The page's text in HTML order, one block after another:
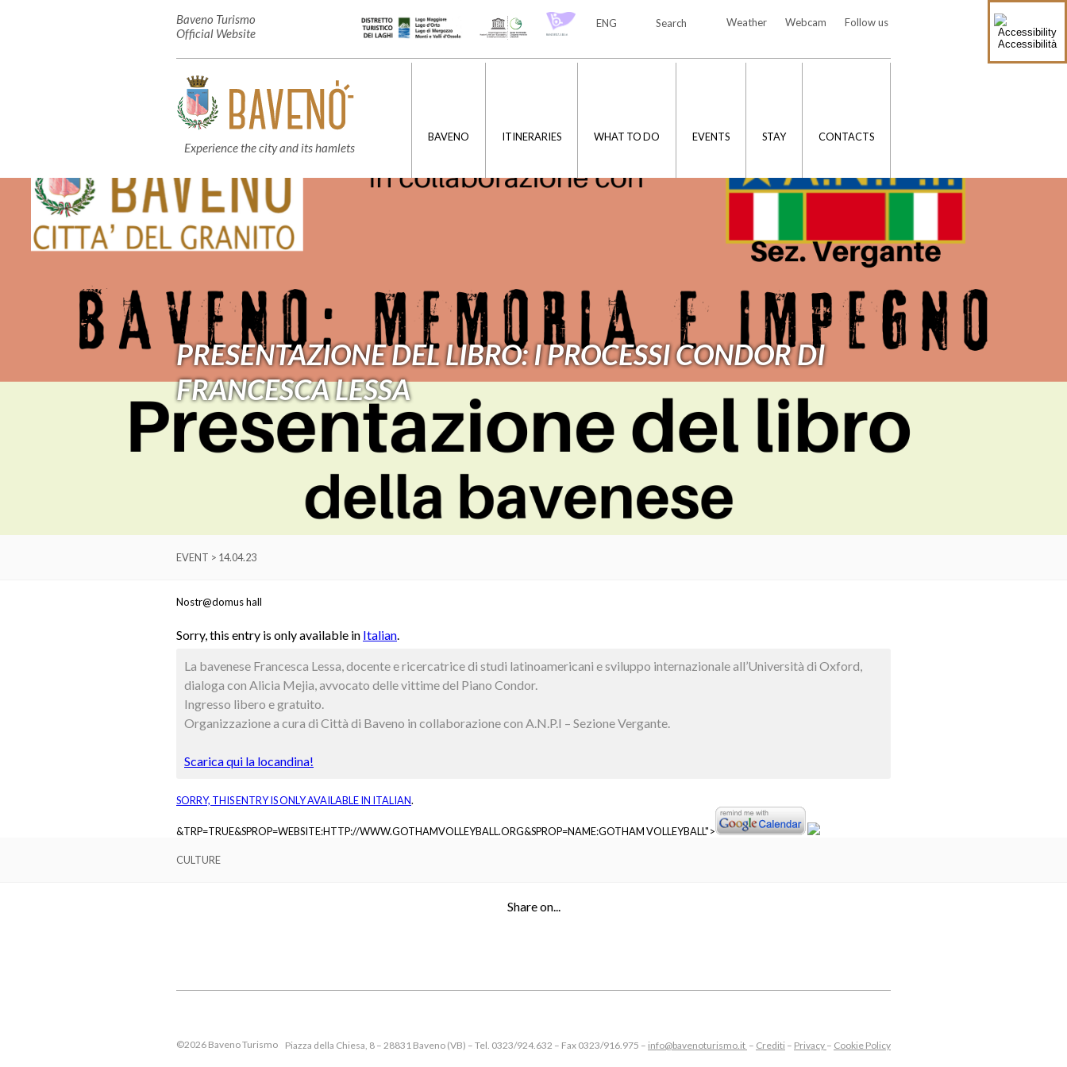
Accessibilità
Baveno Turismo
Official Website
Follow us
Webcam
Weather
Search
ENG
Experience the city and its hamlets
BAVENO ITINERARIES WHAT TO DO EVENTS STAY CONTACTS
PRESENTAZIONE DEL LIBRO: I PROCESSI CONDOR DI
FRANCESCA LESSA
EVENT > 14.04.23
Nostr@domus hall
Sorry, this entry is only available in Italian.
La bavenese Francesca Lessa, docente e ricercatrice di studi latinoamericani e sviluppo internazionale all’Università di Oxford,
dialoga con Alicia Mejia, avvocato delle vittime del Piano Condor.
Ingresso libero e gratuito.
Organizzazione a cura di Città di Baveno in collaborazione con A.N.P.I – Sezione Vergante.
Scarica qui la locandina!
SORRY, THIS ENTRY IS ONLY AVAILABLE IN ITALIAN.
&TRP=TRUE&SPROP=WEBSITE:HTTP://WWW.GOTHAMVOLLEYBALL.ORG&SPROP=NAME:GOTHAM VOLLEYBALL">
CULTURE
Share on...
©2026 Baveno Turismo Piazza della Chiesa, 8 – 28831 Baveno (VB) – Tel. 0323/924.632 – Fax 0323/916.975 – info@bavenoturismo.it – Crediti – Privacy – Cookie Policy